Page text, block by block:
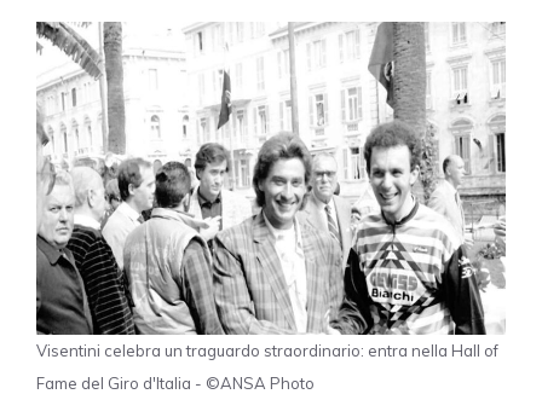
Visentini celebra un traguardo straordinario: entra nella Hall of
Fame del Giro d'Italia - ©ANSA Photo